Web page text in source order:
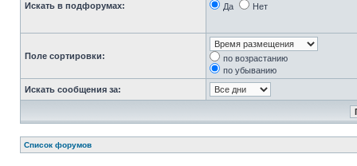
Искать в подфорумах: Да Нет
Поле сортировки:
по возрастанию
по убыванию
Искать сообщения за:
Список форумов